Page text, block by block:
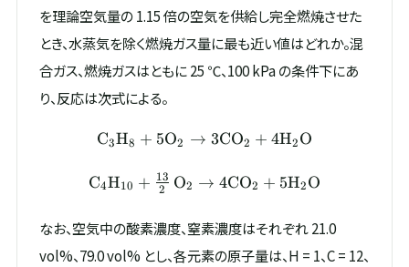
を理論空気量の 1.15 倍の空気を供給し完全燃焼させた
とき、水蒸気を除く燃焼ガス量に最も近い値はどれか。混
合ガス、燃焼ガスはともに 25 ℃、100 kPa の条件下にあ
り、反応は次式による。
\mathrm{C_3H_8} +
C3H8 + 5O2 → 3CO2 + 4H2O
\mathrm{C_4H_{10}} +
C4H10 + 2
13 O2 → 4CO2 + 5H2O
なお、空気中の酸素濃度、窒素濃度はそれぞれ 21.0
vol%、79.0 vol% とし、各元素の原子量は、H = 1、C = 12、